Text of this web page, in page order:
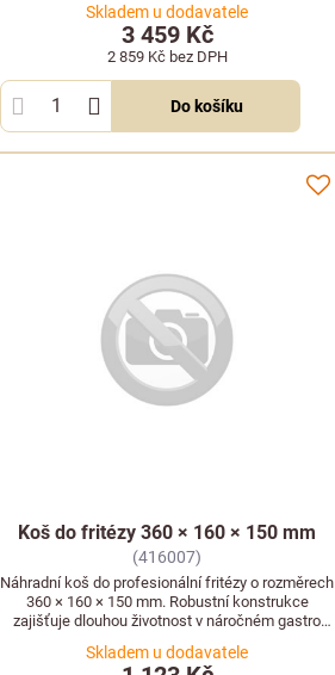
Skladem u dodavatele
3 459 Kč
2 859 Kč bez DPH
Do košíku
Koš do fritézy 360 × 160 × 150 mm
(416007)
Náhradní koš do profesionální fritézy o rozměrech
360 × 160 × 150 mm. Robustní konstrukce
zajišťuje dlouhou životnost v náročném gastro
Skladem u dodavatele